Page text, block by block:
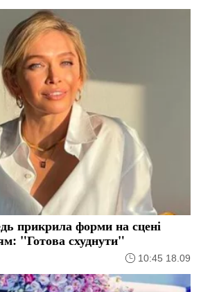
прикрила форми на сцені
"Готова схуднути"
10:45 18.09